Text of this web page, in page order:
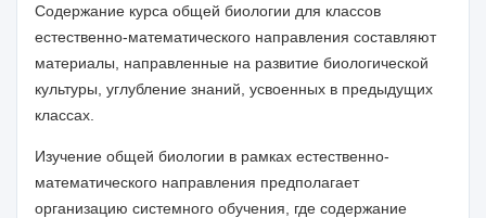
Содержание курса общей биологии для классов
естественно-математического направления составляют
материалы, направленные на развитие биологической
культуры, углубление знаний, усвоенных в предыдущих
классах.
Изучение общей биологии в рамках естественно-
математического направления предполагает
организацию системного обучения, где содержание